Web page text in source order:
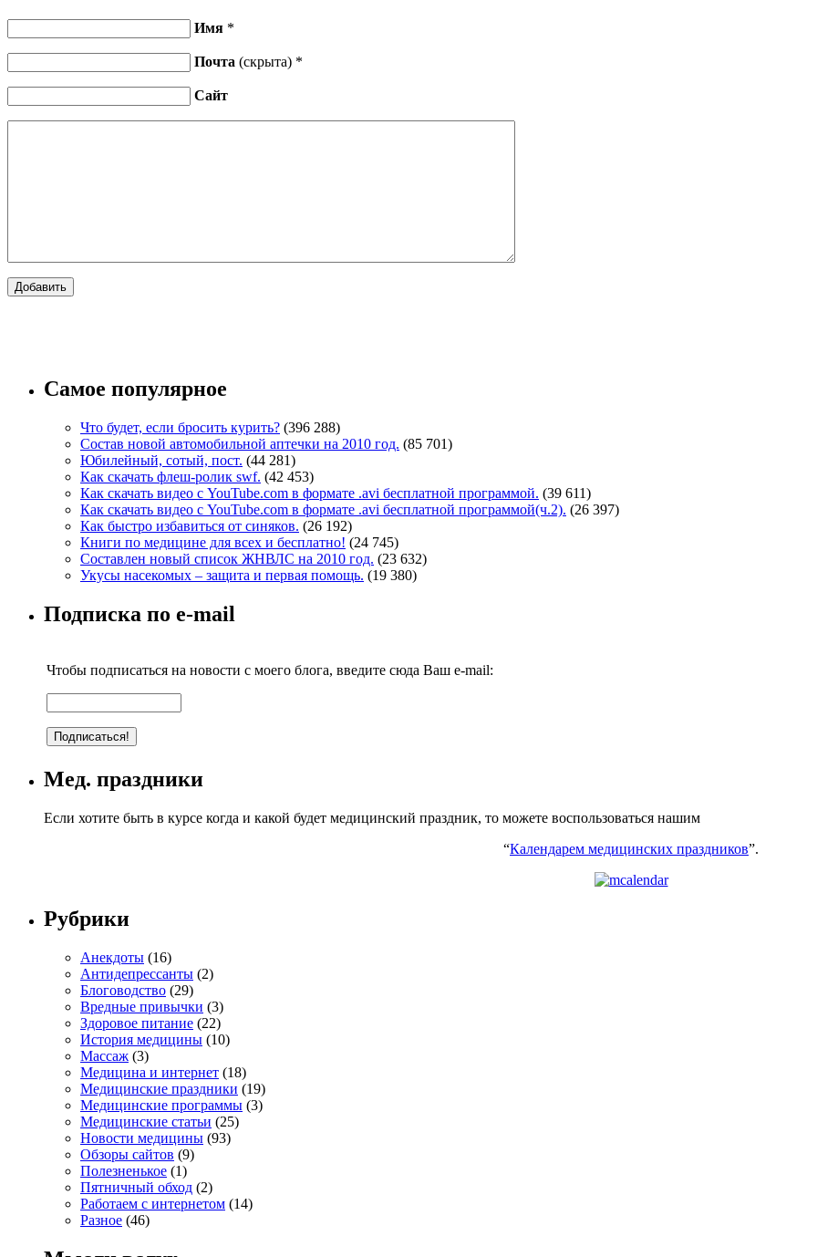
Имя *
Почта (скрыта) *
Сайт
Самое популярное
Что будет, если бросить курить? (396 288)
Состав новой автомобильной аптечки на 2010 год. (85 701)
Юбилейный, сотый, пост. (44 281)
Как скачать флеш-ролик swf. (42 453)
Как скачать видео с YouTube.com в формате .avi бесплатной программой. (39 611)
Как скачать видео с YouTube.com в формате .avi бесплатной программой(ч.2). (26 397)
Как быстро избавиться от синяков. (26 192)
Книги по медицине для всех и бесплатно! (24 745)
Составлен новый список ЖНВЛС на 2010 год. (23 632)
Укусы насекомых – защита и первая помощь. (19 380)
Подписка по e-mail
Чтобы подписаться на новости с моего блога, введите сюда Ваш e-mail:
Мед. праздники
Если хотите быть в курсе когда и какой будет медицинский праздник, то можете воспользоваться нашим
“Календарем медицинских праздников”.
Рубрики
Анекдоты (16)
Антидепрессанты (2)
Блоговодство (29)
Вредные привычки (3)
Здоровое питание (22)
История медицины (10)
Массаж (3)
Медицина и интернет (18)
Медицинские праздники (19)
Медицинские программы (3)
Медицинские статьи (25)
Новости медицины (93)
Обзоры сайтов (9)
Полезненькое (1)
Пятничный обход (2)
Работаем с интернетом (14)
Разное (46)